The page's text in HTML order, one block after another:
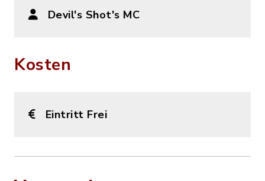
Devil's Shot's MC
Kosten
Eintritt Frei